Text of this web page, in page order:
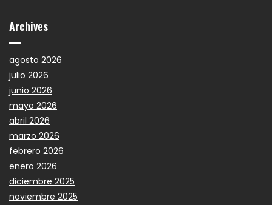
Archives
agosto 2026
julio 2026
junio 2026
mayo 2026
abril 2026
marzo 2026
febrero 2026
enero 2026
diciembre 2025
noviembre 2025